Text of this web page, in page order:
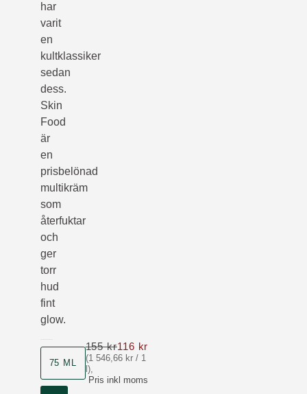
har
varit
en
kultklassiker
sedan
dess.
Skin
Food
är
en
prisbelönad
multikräm
som
återfuktar
och
ger
torr
hud
fint
glow.
75 ML
(1 546,66 kr / 1
l),
Pris inkl moms
155 kr116 krNu 116 kr ordinarie pris 155 kr